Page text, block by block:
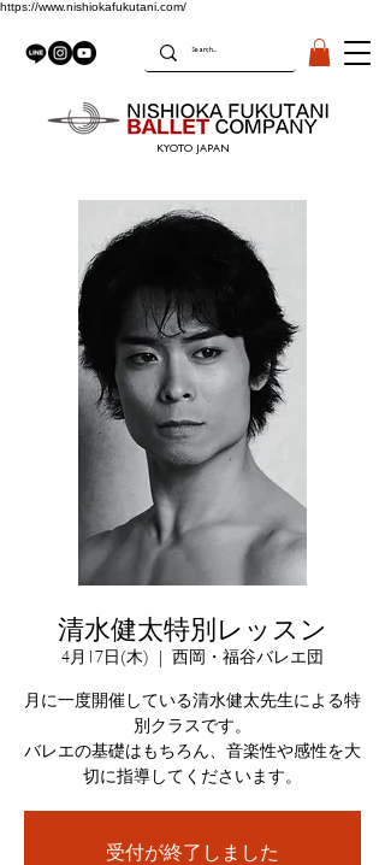
https://www.nishiokafukutani.com/
KYOTO JAPAN
清水健太特別レッスン
4月17日(木) 西岡・福谷バレエ団
月に一度開催している清水健太先生による特
別クラスです。
バレエの基礎はもちろん、音楽性や感性を大
受付が終了しました